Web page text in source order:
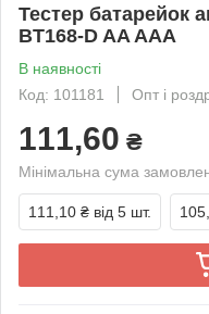
Тестер батарейок
BT168-D AA AAA
В наявності
Код: 101181
Опт і
111,60 ₴
Мінімальна сума
111,10 ₴ від 5 шт.